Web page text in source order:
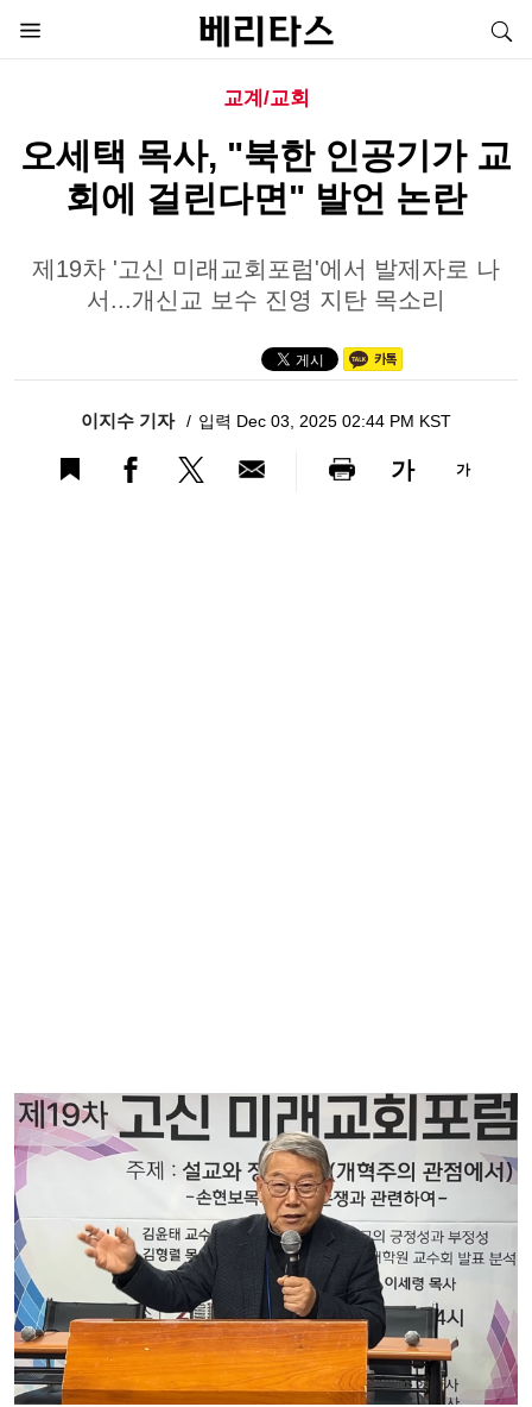
교계/교회
오세택 목사, "북한 인공기가 교
회에 걸린다면" 발언 논란
제19차 '고신 미래교회포럼'에서 발제자로 나
서...개신교 보수 진영 지탄 목소리
이지수 기자 입력 Dec 03, 2025 02:44 PM KST
가 가